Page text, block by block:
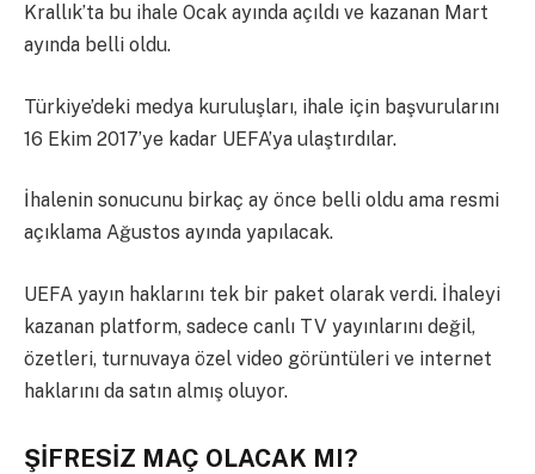
Krallık’ta bu ihale Ocak ayında açıldı ve kazanan Mart
ayında belli oldu.
Türkiye’deki medya kuruluşları, ihale için başvurularını
16 Ekim 2017’ye kadar UEFA’ya ulaştırdılar.
İhalenin sonucunu birkaç ay önce belli oldu ama resmi
açıklama Ağustos ayında yapılacak.
UEFA yayın haklarını tek bir paket olarak verdi. İhaleyi
kazanan platform, sadece canlı TV yayınlarını değil,
özetleri, turnuvaya özel video görüntüleri ve internet
haklarını da satın almış oluyor.
ŞİFRESİZ MAÇ OLACAK MI?